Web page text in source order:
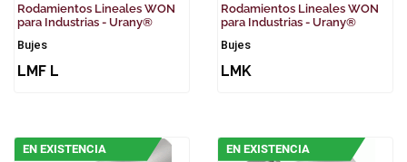
Rodamientos Lineales WON
para Industrias - Urany®
Bujes
LMF L
Rodamientos Lineales WON
para Industrias - Urany®
Bujes
LMK
EN EXISTENCIA EN EXISTENCIA